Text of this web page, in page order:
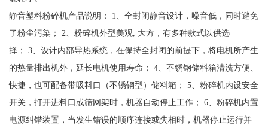
静音塑料粉碎机产品说明： 1、全封闭静音设计，噪音低，同时避免
了粉尘污染； 2、粉碎机外型美观, 大方，有多种款式以供选
择； 3、设计内部导热系统，在保持全封闭的前提下，将电机所产生
的热量排出机外，延长电机使用寿命； 4、不锈钢储料箱清洗方便、
快捷，也可配备带吸料口（不锈钢型）储料箱； 5、粉碎机内设安全
开关，打开进料口或筛网架时，机器自动停止工作； 6、粉碎机内置
电源纠错装置，当发生错误的顺序连接或失相时，机器停止运行并